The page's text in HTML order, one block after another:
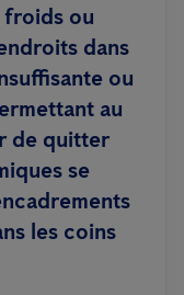
ou
dans
ou
au
de quitter
se
les coins